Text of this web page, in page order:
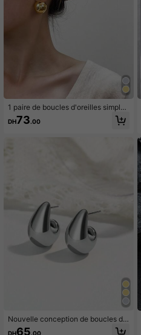
1 paire de boucles d'oreilles simples
en forme de boule couleur argent à l
a mode pour femmes, convient pour
DH73.00
Nouvelle conception de boucles d'o
reilles goutte d'eau exagérées pour
DH65.00